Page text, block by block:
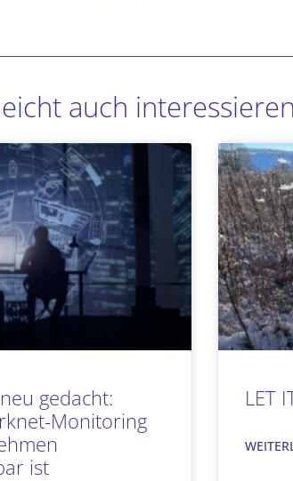
auch
gedacht:
Monitoring
ist
LET
Seite Seite